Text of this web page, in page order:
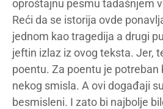
oproštajnu pesmu tadašnjem
Reći da se istorija ovde
jednom kao tragedija a drugi
jeftin izlaz iz ovog teksta. Jer,
poentu. Za poentu je
nekog smisla. A ovi događaji
besmisleni. I zato bi najbolje